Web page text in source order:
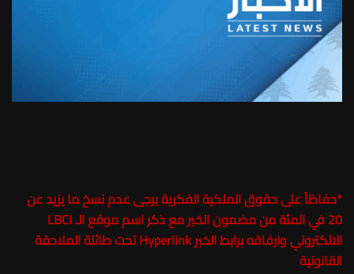
*حفاظاً على حقوق الملكية الفكرية يرجى عدم نسخ ما يزيد عن
20 في المئة من مضمون الخبر مع ذكر اسم موقع الـ LBCI
الالكتروني وارفاقه برابط الخبر Hyperlink تحت طائلة الملاحقة
القانونية